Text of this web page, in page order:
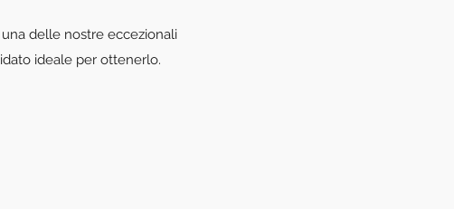
delle nostre eccezionali
ideale per ottenerlo.